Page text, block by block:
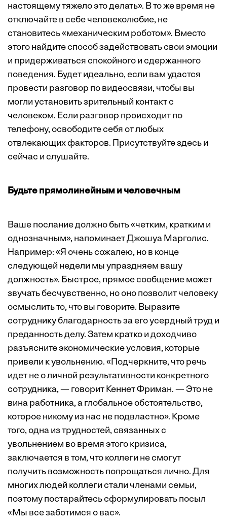
настоящему тяжело это делать». В то же время не
отключайте в себе человеколюбие, не
становитесь «механическим роботом». Вместо
этого найдите способ задействовать свои эмоции
и придерживаться спокойного и сдержанного
поведения. Будет идеально, если вам удастся
провести разговор по видеосвязи, чтобы вы
могли установить зрительный контакт с
человеком. Если разговор происходит по
телефону, освободите себя от любых
отвлекающих факторов. Присутствуйте здесь и
сейчас и слушайте.
Будьте прямолинейным и человечным
Ваше послание должно быть «четким, кратким и
однозначным», напоминает Джошуа Марголис.
Например: «Я очень сожалею, но в конце
следующей недели мы упраздняем вашу
должность». Быстрое, прямое сообщение может
звучать бесчувственно, но оно позволит человеку
осмыслить то, что вы говорите. Выразите
сотруднику благодарность за его усердный труд и
преданность делу. Затем кратко и доходчиво
разъясните экономические условия, которые
привели к увольнению. «Подчеркните, что речь
идет не о личной результативности конкретного
сотрудника, — говорит Кеннет Фриман. — Это не
вина работника, а глобальное обстоятельство,
которое никому из нас не подвластно». Кроме
того, одна из трудностей, связанных с
увольнением во время этого кризиса,
заключается в том, что коллеги не смогут
получить возможность попрощаться лично. Для
многих людей коллеги стали членами семьи,
поэтому постарайтесь сформулировать посыл
«Мы все заботимся о вас».